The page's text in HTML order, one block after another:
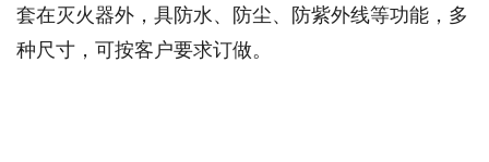
套在灭火器外，具防水、防尘、防紫外线等功能，多
种尺寸，可按客户要求订做。